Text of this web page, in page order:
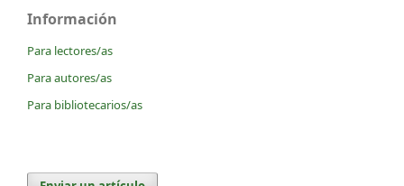
Información
Para lectores/as
Para autores/as
Para bibliotecarios/as